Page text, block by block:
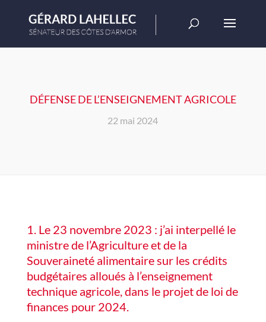
DÉFENSE DE L’ENSEIGNEMENT AGRICOLE
22 mai 2024
1. Le 23 novembre 2023 : j’ai interpellé le
ministre de l’Agriculture et de la
Souveraineté alimentaire sur les crédits
budgétaires alloués à l’enseignement
technique agricole, dans le projet de loi de
finances pour 2024.